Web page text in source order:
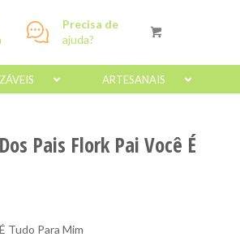
Precisa de
ajuda?
ARTESANAIS
Pais Flork Pai Você É
Tudo Para Mim